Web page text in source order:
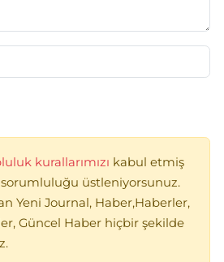
kurallarımızı kabul etmiş
üstleniyorsunuz.
Yeni Journal, Haber,Haberler,
Güncel Haber hiçbir şekilde